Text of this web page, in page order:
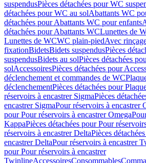
suspendusPièces détachées pour WC
détachées pour WC au solAbattants WC
détachées pour Abattants WC pour enfants
détachées pour Abattants WCLunettes de
Lunettes de WCWC plain-piedAvec
fixationBidetsBidets suspendusPièces
suspendusBidets au solPièces détachées
solAccessoiresPièces détachées pour
déclenchement et commandes de WC
déclenchementPièces détachées pour
réservoirs à encastrer SigmaPièces
encastrer SigmaPour réservoirs à encastrer
pour Pour réservoirs à encastrer Omega
KappaPièces détachées pour Pour
réservoirs à encastrer DeltaPièces
encastrer DeltaPour réservoirs à encastrer
pour Pour réservoirs à encastrer
TwinlineAccessoiresConsommables